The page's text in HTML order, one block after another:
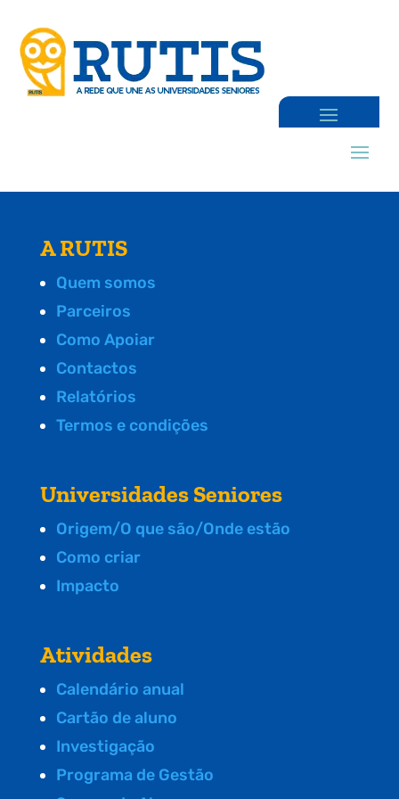
A RUTIS
Quem somos
Parceiros
Como Apoiar
Contactos
Relatórios
Termos e condições
Universidades Seniores
Origem/O que são/Onde estão
Como criar
Impacto
Atividades
Calendário anual
Cartão de aluno
Investigação
Programa de Gestão